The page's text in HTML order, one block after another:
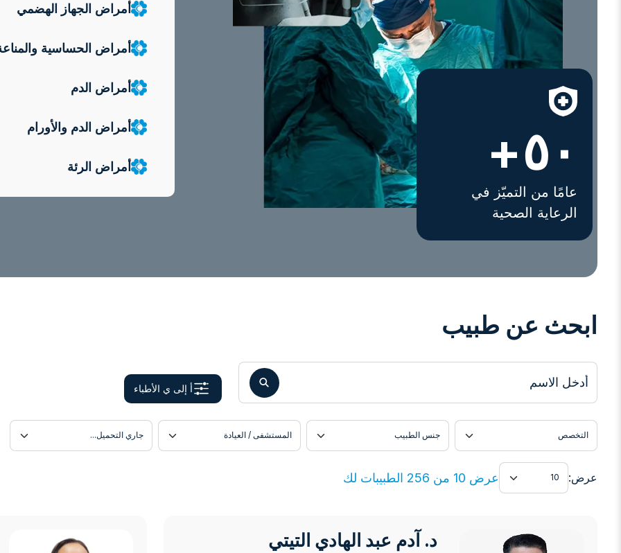
٥٠+
عامًا من التميّز في
الرعاية الصحية
أمراض الجهاز الهضمي
أمراض الحساسية
أمراض الدم
أمراض الدم والأورام
أمراض الرئة
استبدال/إعادة بناء الورك
استبدال الكتف والمرفق /
ابحث عن طبيب
أدخل الاسم
أ إلى ي الأطباء
التخصص جنس الطبيب المستشفى / العيادة اللغة
عرض:
عرض
عرض 10 من 256 الطبيبات لك
د. آدم عبد الهادي التيتي
د. آدم عبد الهادي التيتي